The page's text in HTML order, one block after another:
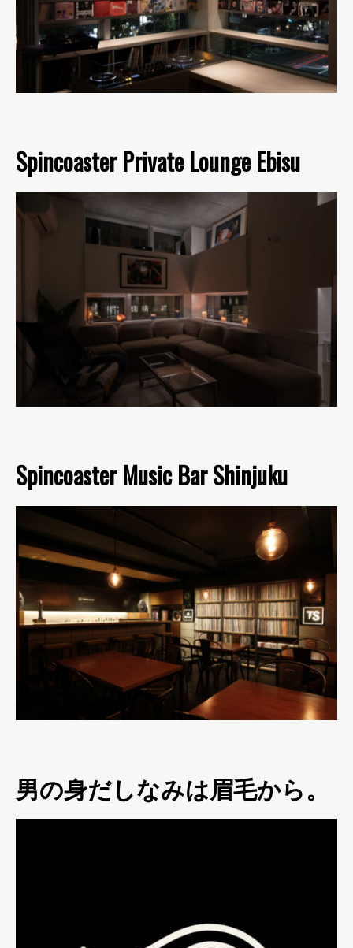
Spincoaster Private Lounge Ebisu
Spincoaster Music Bar Shinjuku
男の身だしなみは眉毛から。